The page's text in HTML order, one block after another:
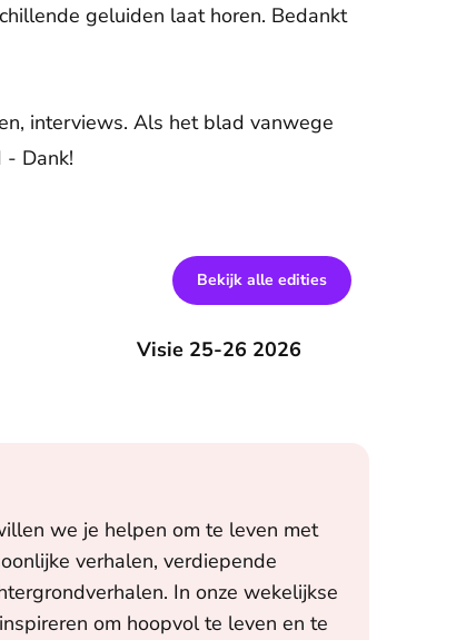
geluiden laat horen. Bedankt
interviews. Als het blad vanwege
- Dank!
Bekijk alle edities
Visie 25-26 2026
Visie 25-26 2026
we je helpen om te leven met
verhalen, verdiepende
In onze wekelijkse
om hoopvol te leven en te